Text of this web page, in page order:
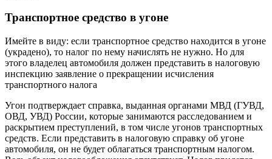
Транспортное средство в угоне
Имейте в виду: если транспортное средство находится в угоне
(украдено), то налог по нему начислять не нужно. Но для
этого владелец автомобиля должен представить в налоговую
инспекцию заявление о прекращении исчисления
транспортного налога
Угон подтверждает справка, выданная органами МВД (ГУВД,
ОВД, УВД) России, которые занимаются расследованием и
раскрытием преступлений, в том числе угонов транспортных
средств. Если представить в налоговую справку об угоне
автомобиля, он не будет облагаться транспортным налогом.